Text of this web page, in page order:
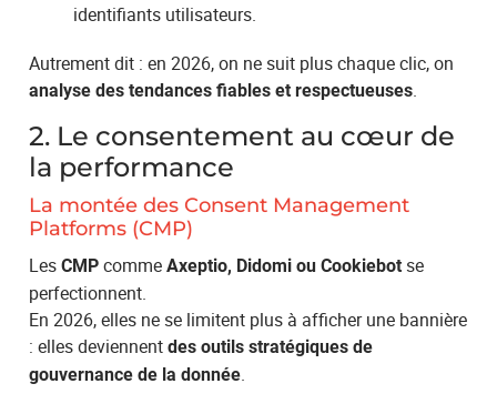
identifiants utilisateurs.
Autrement dit : en 2026, on ne suit plus chaque clic, on
analyse des tendances fiables et respectueuses.
2. Le consentement au cœur de
la performance
La montée des Consent Management
Platforms (CMP)
LesCMP commeAxeptio, Didomi ou Cookiebot se
perfectionnent.
En 2026, elles ne se limitent plus à afficher une bannière
: elles deviennentdes outils stratégiques de
gouvernance de la donnée.